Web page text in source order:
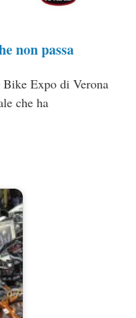
non passa
Expo di Verona
che ha